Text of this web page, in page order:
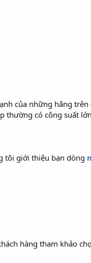
của những hãng
thường có công suất
tôi giới thiệu bạn dòng
hàng tham khảo